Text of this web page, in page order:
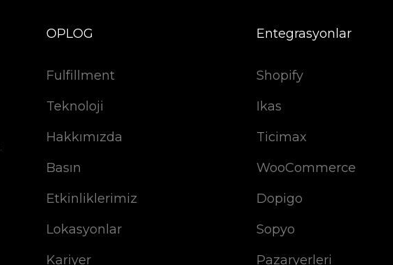
OPLOG
Fulfillment
Teknoloji
Hakkımızda
Basın
Etkinliklerimiz
Lokasyonlar
Kariyer
Entegrasyonlar
Shopify
Ikas
Ticimax
WooCommerce
Dopigo
Sopyo
Pazaryerleri